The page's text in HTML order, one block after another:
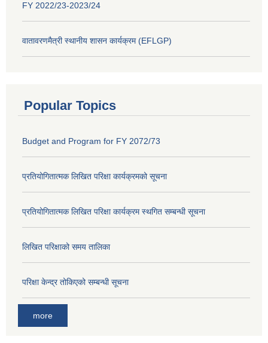
FY 2022/23-2023/24
वातावरणमैत्री स्थानीय शासन कार्यक्रम (EFLGP)
Popular Topics
Budget and Program for FY 2072/73
प्रतियोगितात्मक लिखित परिक्षा कार्यक्रमको सूचना
प्रतियोगितात्मक लिखित परिक्षा कार्यक्रम स्थगित सम्बन्धी सूचना
लिखित परिक्षाको समय तालिका
परिक्षा केन्द्र तोकिएको सम्बन्धी सूचना
more